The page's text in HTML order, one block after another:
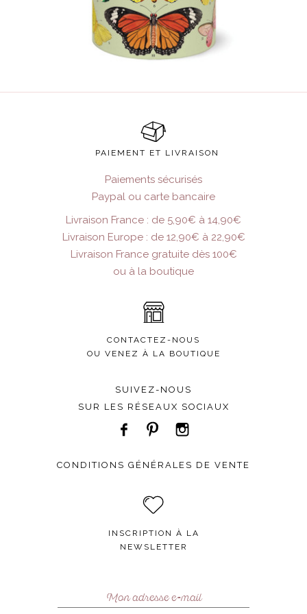
PAIEMENT ET LIVRAISON
Paiements sécurisés
Paypal ou carte bancaire
Livraison France : de 5,90€ à 14,90€
Livraison Europe : de 12,90€ à 22,90€
Livraison France gratuite dès 100€
ou à la boutique
CONTACTEZ-NOUS
OU VENEZ À LA BOUTIQUE
SUIVEZ-NOUS
SUR LES RÉSEAUX SOCIAUX
CONDITIONS GÉNÉRALES DE VENTE
INSCRIPTION À LA
NEWSLETTER